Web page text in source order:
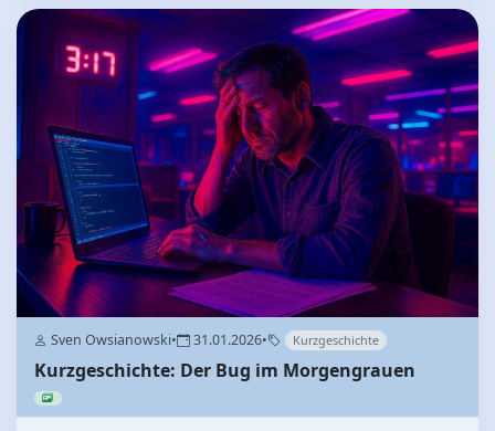
Sven Owsianowski• 31.01.2026• Kurzgeschichte
Kurzgeschichte: Der Bug im Morgengrauen